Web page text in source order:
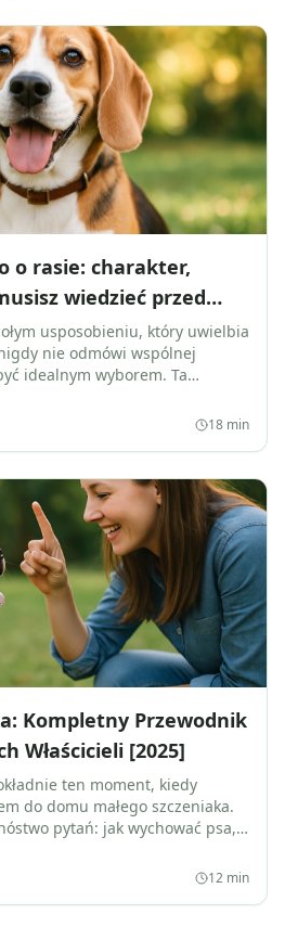
o rasie: charakter,
wiedzieć przed
usposobieniu, który uwielbia
nie odmówi wspólnej
idealnym wyborem. Ta
18 min
Kompletny Przewodnik
Właścicieli [2025]
ten moment, kiedy
do domu małego szczeniaka.
pytań: jak wychować psa,
12 min